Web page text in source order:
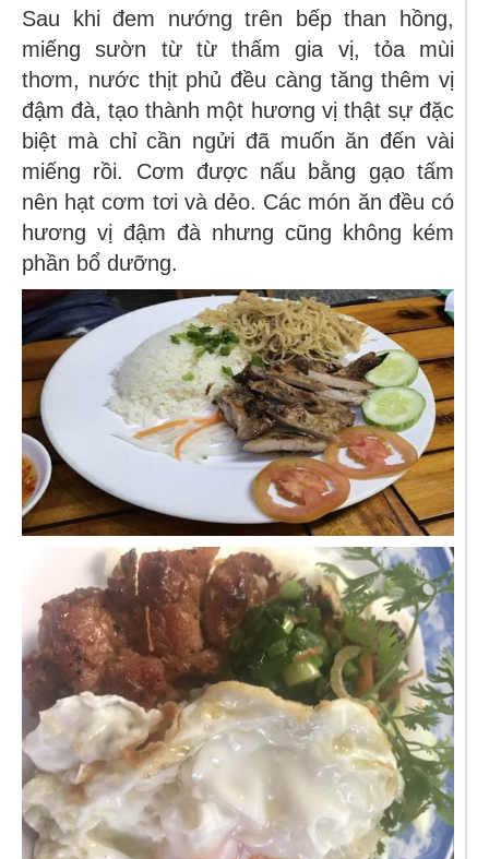
Sau khi đem nướng trên bếp than hồng,
miếng sườn từ từ thấm gia vị, tỏa mùi
thơm, nước thịt phủ đều càng tăng thêm vị
đậm đà, tạo thành một hương vị thật sự đặc
biệt mà chỉ cần ngửi đã muốn ăn đến vài
miếng rồi. Cơm được nấu bằng gạo tấm
nên hạt cơm tơi và dẻo. Các món ăn đều có
hương vị đậm đà nhưng cũng không kém
phần bổ dưỡng.